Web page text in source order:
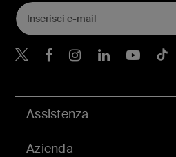
Assistenza
Azienda
Belkin Twitter
BelkinBelkinBelkin